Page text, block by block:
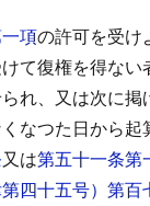
項の許可を受け
て復権を得ない
れ、又は次に
なつた日から
又は第五十一条第
四十五号）第百